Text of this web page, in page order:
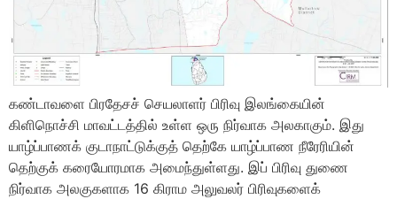
கண்டாவளை பிரதேசச் செயலாளர் பிரிவு இலங்கையின்
கிளிநொச்சி மாவட்டத்தில் உள்ள ஒரு நிர்வாக அலகாகும். இது
யாழ்ப்பாணக் குடாநாட்டுக்குத் தெற்கே யாழ்ப்பாண நீரேரியின்
தெற்குக் கரையோரமாக அமைந்துள்ளது. இப் பிரிவு துணை
நிர்வாக அலகுகளாக 16 கிராம அலுவலர் பிரிவுகளைக்